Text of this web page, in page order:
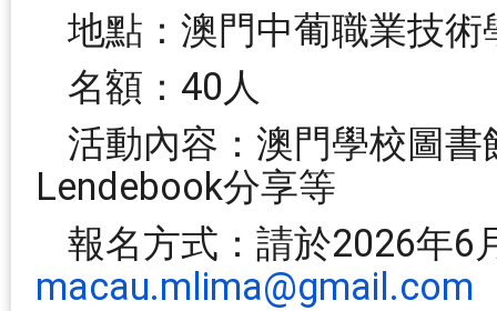
地點：澳門中葡職業技術
名額：40人
活動內容：澳門學校圖
Lendebook分享等
報名方式：請於2026年6
macau.mlima@gmail.com